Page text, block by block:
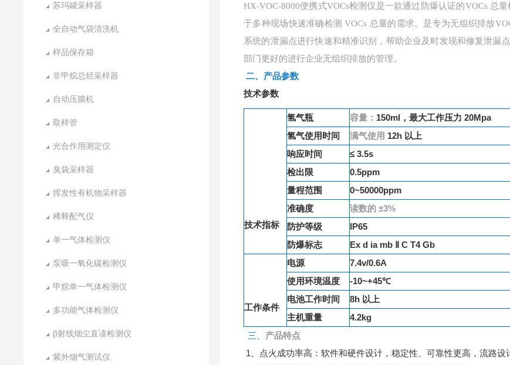
苏玛罐采样器
全自动气袋清洗机
样品保存箱
非甲烷总烃采样器
自动压膜机
取样管
光合作用测定仪
臭袋采样器
挥发性有机物采样器
稀释配气仪
单一气体检测仪
泵吸一氧化碳检测仪
甲烷单一气体检测仪
多功能气体检测仪
β射线烟尘直读检测仪
紫外烟气测试仪
HX-VOC-8000便携式VOCs检测仪是一款通过防爆认证的VOCs 总
于多种现场快速准确检测 VOCs 总量的需求。是专为无组织排放
系统的泄漏点进行快速和精准识别，帮助企业及时发现和修复泄漏
部门更好的进行企业无组织排放的管理。
二、 产品参数
技术参数
技术指标
氢气瓶 容量： 150ml，最大工作压力 20Mpa
氢气使用时间
满气使用 12h 以上
响应时间
≤ 3.5s
检出限
0.5ppm
量程范围
0~50000ppm
准确度
读数的 ±3%
防护等级
IP65
防爆标志
Ex d ia mb Ⅱ C T4 Gb
工作条件
电源
7.4v/0.6A
使用环境温度
-10~+45℃
电池工作时间
8h 以上
主机重量
4.2kg
三、 产品特点
1、点火成功率高：软件和硬件设计，稳定性、可靠性更高，流路设